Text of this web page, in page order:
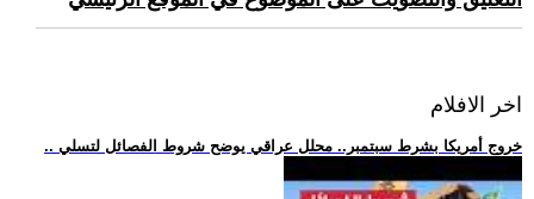
اخر الافلام
.. خروج أمريكا بشرط سبتمبر.. محلل عراقي يوضح شروط الفصائل لتسلي